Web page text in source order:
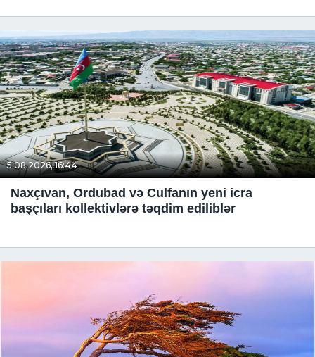
5.08.2026, 16:44
Naxçıvan, Ordubad və Culfanın yeni icra
başçıları kollektivlərə təqdim ediliblər